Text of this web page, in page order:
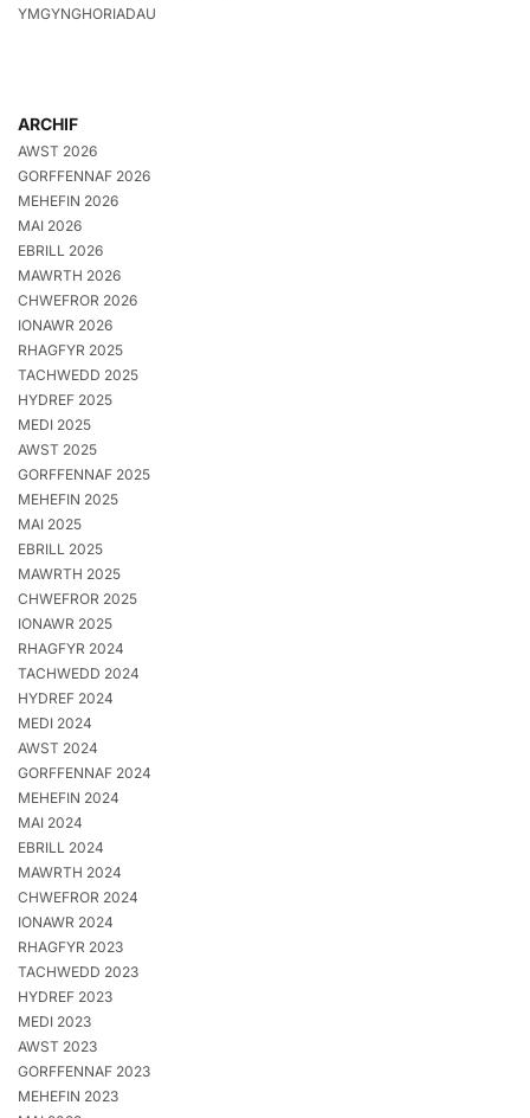
YMGYNGHORIADAU
ARCHIF
AWST 2026
GORFFENNAF 2026
MEHEFIN 2026
MAI 2026
EBRILL 2026
MAWRTH 2026
CHWEFROR 2026
IONAWR 2026
RHAGFYR 2025
TACHWEDD 2025
HYDREF 2025
MEDI 2025
AWST 2025
GORFFENNAF 2025
MEHEFIN 2025
MAI 2025
EBRILL 2025
MAWRTH 2025
CHWEFROR 2025
IONAWR 2025
RHAGFYR 2024
TACHWEDD 2024
HYDREF 2024
MEDI 2024
AWST 2024
GORFFENNAF 2024
MEHEFIN 2024
MAI 2024
EBRILL 2024
MAWRTH 2024
CHWEFROR 2024
IONAWR 2024
RHAGFYR 2023
TACHWEDD 2023
HYDREF 2023
MEDI 2023
AWST 2023
GORFFENNAF 2023
MEHEFIN 2023